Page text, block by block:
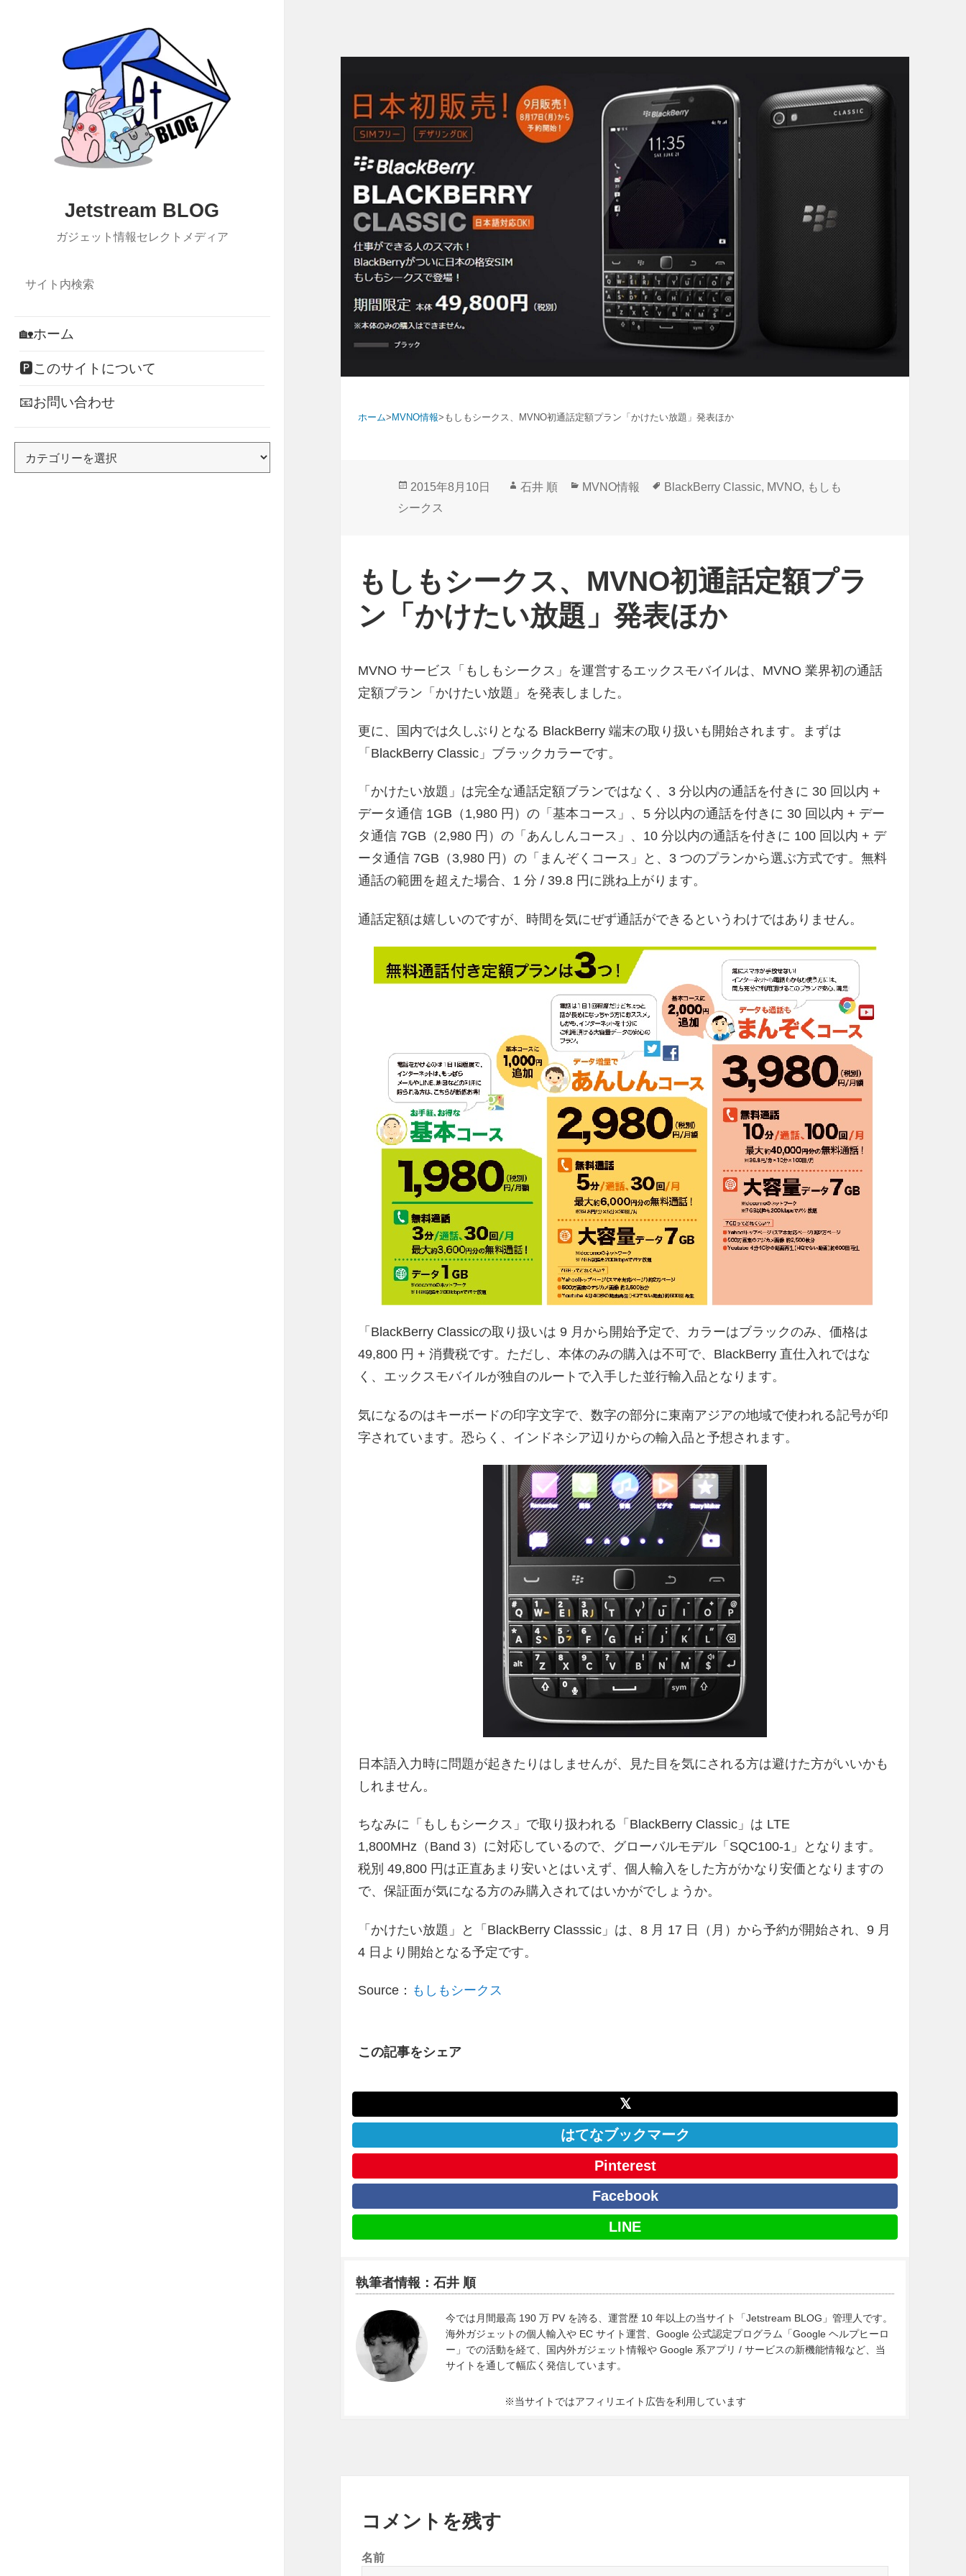
Jetstream BLOG
ガジェット情報セレクトメディア
🏡ホーム
🅿このサイトについて
📧お問い合わせ
ホーム> MVNO情報> もしもシークス、MVNO初通話定額プラン「かけたい放題」発表ほか
投
稿
2015年8月10日
作
石井 順
カ
MVNO情報
タ
BlackBerry Classic, MVNO, もしも
シークス
もしもシークス、MVNO初通話定額プラ
ン「かけたい放題」発表ほか
MVNO サービス「もしもシークス」を運営するエックスモバイルは、MVNO 業界初の通話
定額プラン「かけたい放題」を発表しました。
更に、国内では久しぶりとなる BlackBerry 端末の取り扱いも開始されます。まずは
「BlackBerry Classic」ブラックカラーです。
「かけたい放題」は完全な通話定額ブランではなく、3 分以内の通話を付きに 30 回以内 +
データ通信 1GB（1,980 円）の「基本コース」、5 分以内の通話を付きに 30 回以内 + デー
タ通信 7GB（2,980 円）の「あんしんコース」、10 分以内の通話を付きに 100 回以内 + デ
ータ通信 7GB（3,980 円）の「まんぞくコース」と、3 つのプランから選ぶ方式です。無料
通話の範囲を超えた場合、1 分 / 39.8 円に跳ね上がります。
通話定額は嬉しいのですが、時間を気にぜず通話ができるというわけではありません。
「BlackBerry Classicの取り扱いは 9 月から開始予定で、カラーはブラックのみ、価格は
49,800 円 + 消費税です。ただし、本体のみの購入は不可で、BlackBerry 直仕入れではな
く、エックスモバイルが独自のルートで入手した並行輸入品となります。
気になるのはキーボードの印字文字で、数字の部分に東南アジアの地域で使われる記号が印
字されています。恐らく、インドネシア辺りからの輸入品と予想されます。
日本語入力時に問題が起きたりはしませんが、見た目を気にされる方は避けた方がいいかも
しれません。
ちなみに「もしもシークス」で取り扱われる「BlackBerry Classic」は LTE
1,800MHz（Band 3）に対応しているので、グローバルモデル「SQC100-1」となります。
税別 49,800 円は正直あまり安いとはいえず、個人輸入をした方がかなり安価となりますの
で、保証面が気になる方のみ購入されてはいかがでしょうか。
「かけたい放題」と「BlackBerry Classsic」は、8 月 17 日（月）から予約が開始され、9 月
4 日より開始となる予定です。
Source： もしもシークス
この記事をシェア
𝕏
はてなブックマーク
Pinterest
Facebook
LINE
執筆者情報：石井 順
今では月間最高 190 万 PV を誇る、運営歴 10 年以上の当サイト「Jetstream BLOG」管理人です。
海外ガジェットの個人輸入や EC サイト運営、Google 公式認定プログラム「Google ヘルプヒーロ
ー」での活動を経て、国内外ガジェット情報や Google 系アプリ / サービスの新機能情報など、当
サイトを通して幅広く発信しています。
※当サイトではアフィリエイト広告を利用しています
コメントを残す
名前